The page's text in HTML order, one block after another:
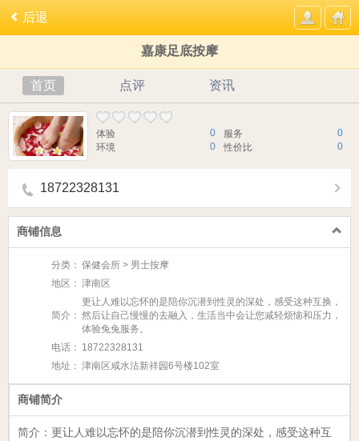
后退
嘉康足底按摩
首页 点评 资讯
0
体验 0
服务
0
环境 0
性价比
18722328131
商铺信息
分类： 保健会所 > 男士按摩
地区： 津南区
简介：
更让人难以忘怀的是陪你沉潜到性灵的深处，感受这种互换，
然后让自己慢慢的去融入，生活当中会让您减轻烦恼和压力，
体验兔兔服务。
电话： 18722328131
地址： 津南区咸水沽新祥园6号楼102室
商铺简介
简介： 更让人难以忘怀的是陪你沉潜到性灵的深处，感受这种互